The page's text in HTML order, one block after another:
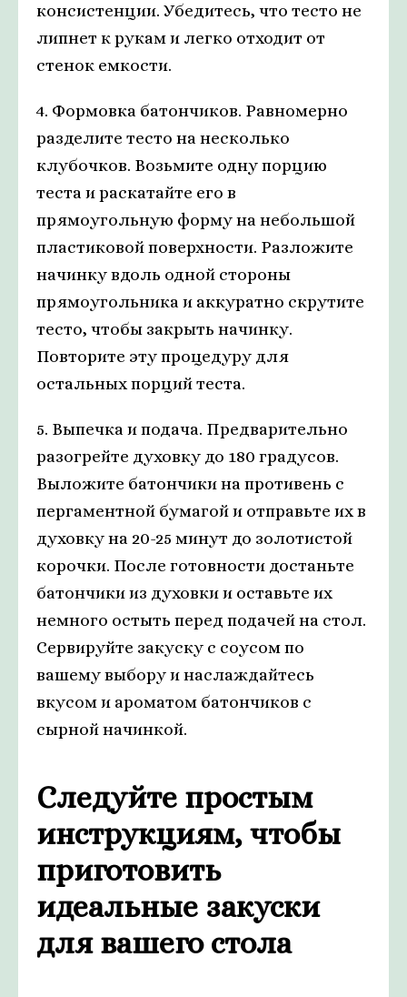
консистенции. Убедитесь, что тесто не
липнет к рукам и легко отходит от
стенок емкости.
4. Формовка батончиков. Равномерно
разделите тесто на несколько
клубочков. Возьмите одну порцию
теста и раскатайте его в
прямоугольную форму на небольшой
пластиковой поверхности. Разложите
начинку вдоль одной стороны
прямоугольника и аккуратно скрутите
тесто, чтобы закрыть начинку.
Повторите эту процедуру для
остальных порций теста.
5. Выпечка и подача. Предварительно
разогрейте духовку до 180 градусов.
Выложите батончики на противень с
пергаментной бумагой и отправьте их в
духовку на 20-25 минут до золотистой
корочки. После готовности достаньте
батончики из духовки и оставьте их
немного остыть перед подачей на стол.
Сервируйте закуску с соусом по
вашему выбору и наслаждайтесь
вкусом и ароматом батончиков с
сырной начинкой.
Следуйте простым
инструкциям, чтобы
приготовить
идеальные закуски
для вашего стола